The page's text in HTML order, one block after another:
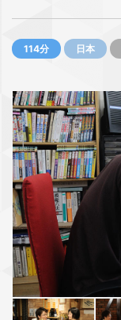
114分 日本